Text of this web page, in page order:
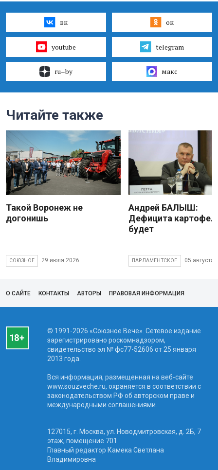
вк ок
youtube telegram
ru–by макс
Читайте также
Такой Воронеж не
догонишь
СОЮЗНОЕ 29 июля 2026
Андрей БАЛЫШ:
Дефицита
будет
ПАРЛАМЕНТСКОЕ 05 августа
О САЙТЕ КОНТАКТЫ АВТОРЫ ПРАВОВАЯ ИНФОРМАЦИЯ
© 1991-2026 «Союзное Вече». Сетевое издание
зарегистрировано роскомнадзором,
свидетельство эл № фc77-52606 от 25 января
2013 года.
Вся информация, размещенная на веб-сайте
www.souzveche.ru, охраняется в соответствии с
законодательством РФ об авторском праве и
международными соглашениями.
127015, г. Москва, ул. Новодмитровская, д. 2Б, 7
этаж, помещение 701
Главный редактор Камека Светлана
Владимировна